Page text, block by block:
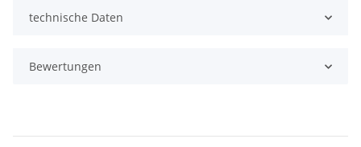
technische Daten
Bewertungen